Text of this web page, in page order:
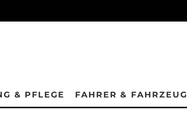
& PFLEGE FAHRER & FAHRZEUG